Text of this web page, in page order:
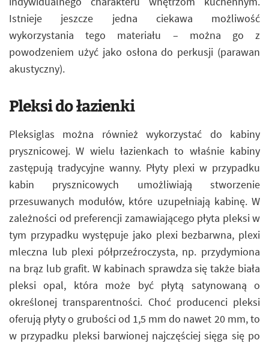
Istnieje jeszcze jedna ciekawa możliwość
wykorzystania tego materiału – można go z
powodzeniem użyć jako osłona do perkusji (parawan
akustyczny).
Pleksi do łazienki
Pleksiglas można również wykorzystać do kabiny
prysznicowej. W wielu łazienkach to właśnie kabiny
zastępują tradycyjne wanny. Płyty plexi w przypadku
kabin prysznicowych umożliwiają stworzenie
przesuwanych modułów, które uzupełniają kabinę. W
zależności od preferencji zamawiającego płyta pleksi w
tym przypadku występuje jako plexi bezbarwna, plexi
mleczna lub plexi półprzeźroczysta, np. przydymiona
na brąz lub grafit. W kabinach sprawdza się także biała
pleksi opal, która może być płytą satynowaną o
określonej transparentności. Choć producenci pleksi
oferują płyty o grubości od 1,5 mm do nawet 20 mm, to
w przypadku pleksi barwionej najczęściej sięga się po